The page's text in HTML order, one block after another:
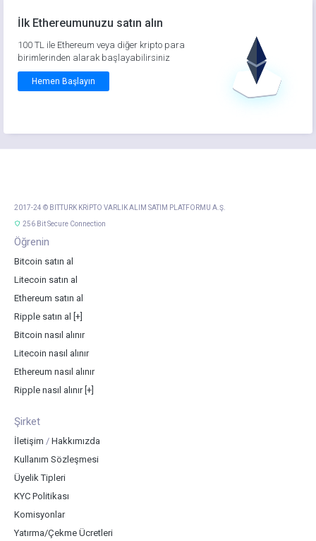
İlk Ethereumunuzu satın alın
100 TL ile Ethereum veya diğer kripto para
birimlerinden alarak başlayabilirsiniz
Hemen Başlayın
2017-24 © BITTURK KRİPTO VARLIK ALIM SATIM PLATFORMU A.Ş.
256 Bit Secure Connection
Öğrenin
Bitcoin satın al
Litecoin satın al
Ethereum satın al
Ripple satın al
[+]
Bitcoin nasıl alınır
Litecoin nasıl alınır
Ethereum nasıl alınır
Ripple nasıl alınır [+]
Şirket
İletişim / Hakkımızda
Kullanım Sözleşmesi
Üyelik Tipleri
KYC Politikası
Komisyonlar
Yatırma/Çekme Ücretleri